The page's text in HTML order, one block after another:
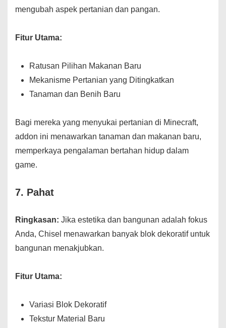
mengubah aspek pertanian dan pangan.
Fitur Utama:
Ratusan Pilihan Makanan Baru
Mekanisme Pertanian yang Ditingkatkan
Tanaman dan Benih Baru
Bagi mereka yang menyukai pertanian di Minecraft,
addon ini menawarkan tanaman dan makanan baru,
memperkaya pengalaman bertahan hidup dalam
game.
7. Pahat
Ringkasan: Jika estetika dan bangunan adalah fokus
Anda, Chisel menawarkan banyak blok dekoratif untuk
bangunan menakjubkan.
Fitur Utama:
Variasi Blok Dekoratif
Tekstur Material Baru